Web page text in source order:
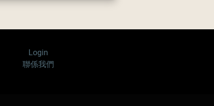
Login
聯係我們